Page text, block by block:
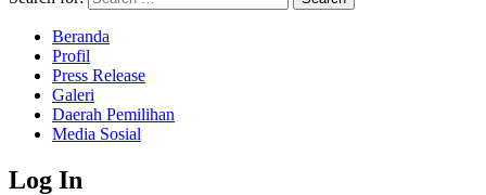
Beranda
Profil
Press Release
Galeri
Daerah Pemilihan
Media Sosial
Log In